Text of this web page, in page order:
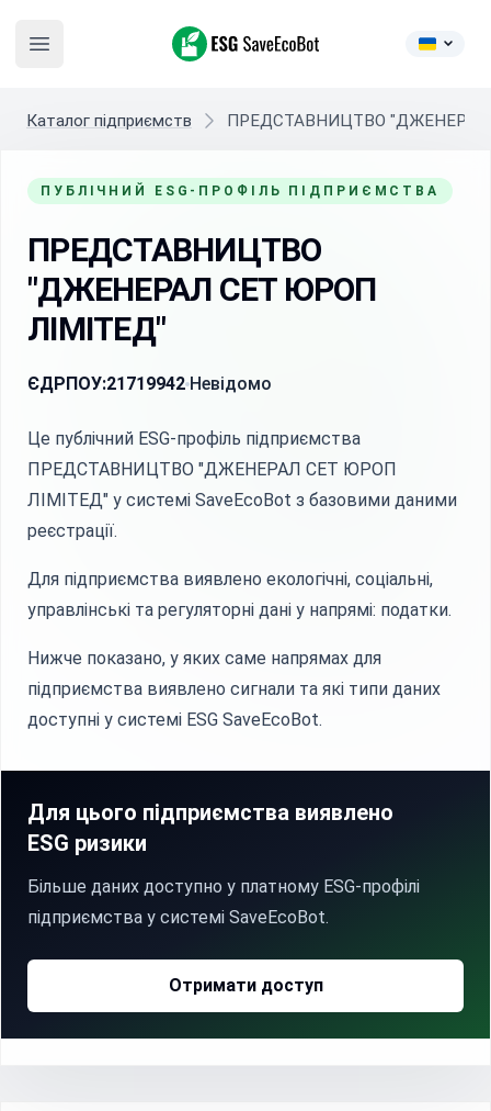
Open main menu
ESG SaveEcoBot
Каталог підприємств ПРЕДСТАВНИЦТВО "ДЖЕНЕРАЛ
ПУБЛІЧНИЙ ESG-ПРОФІЛЬ ПІДПРИЄМСТВА
ПРЕДСТАВНИЦТВО
"ДЖЕНЕРАЛ СЕТ ЮРОП
ЛІМІТЕД"
ЄДРПОУ:21719942 Невідомо
Це публічний ESG-профіль підприємства
ПРЕДСТАВНИЦТВО "ДЖЕНЕРАЛ СЕТ ЮРОП
ЛІМІТЕД" у системі SaveEcoBot з базовими даними
реєстрації.
Для підприємства виявлено екологічні, соціальні,
управлінські та регуляторні дані у напрямі: податки.
Нижче показано, у яких саме напрямах для
підприємства виявлено сигнали та які типи даних
доступні у системі ESG SaveEcoBot.
Для цього підприємства виявлено
ESG ризики
Більше даних доступно у платному ESG-профілі
підприємства у системі SaveEcoBot.
Отримати доступ